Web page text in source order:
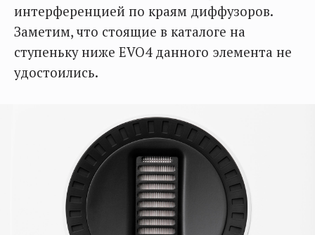
интерференцией по краям диффузоров.
Заметим, что стоящие в каталоге на
ступеньку ниже EVO4 данного элемента не
удостоились.